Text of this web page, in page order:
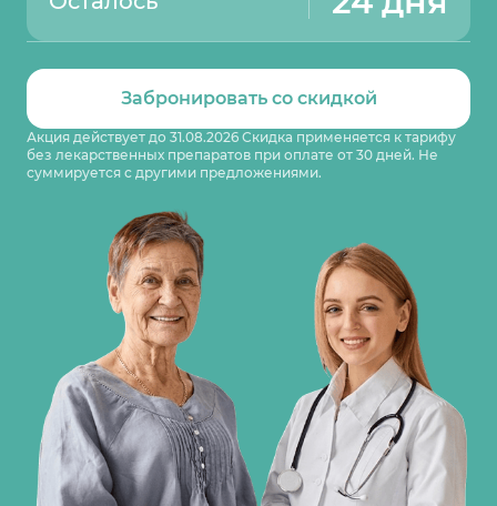
Забронировать со скидкой
Акция действует до 31.08.2026 Скидка применяется к тарифу
без лекарственных препаратов при оплате от 30 дней. Не
суммируется с другими предложениями.